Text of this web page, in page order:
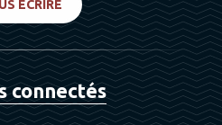
ÉCRIRE
connectés